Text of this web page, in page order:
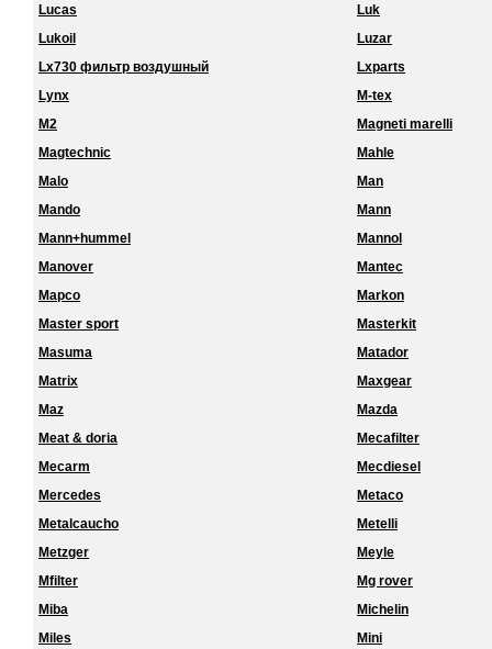
Lucas
Luk
Lukoil
Luzar
Lx730 фильтр воздушный
Lxparts
Lynx
M-tex
M2
Magneti marelli
Magtechnic
Mahle
Malo
Man
Mando
Mann
Mann+hummel
Mannol
Manover
Mantec
Mapco
Markon
Master sport
Masterkit
Masuma
Matador
Matrix
Maxgear
Maz
Mazda
Meat & doria
Mecafilter
Mecarm
Mecdiesel
Mercedes
Metaco
Metalcaucho
Metelli
Metzger
Meyle
Mfilter
Mg rover
Miba
Michelin
Miles
Mini